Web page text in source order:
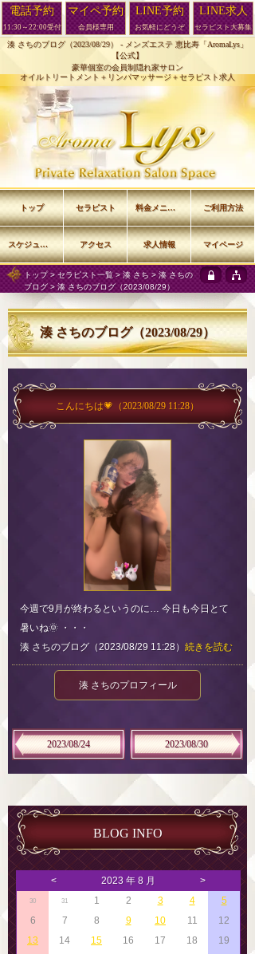
湊 さちのブログ（2023/08/29） - メンズエステ 恵比寿「AromaLys」
【公式】
豪華個室の会員制隠れ家サロン
オイルトリートメント＋リンパマッサージ＋セラピスト求人
トップ> セラピスト一覧 >湊 さち > 湊 さちの
ブログ > 湊 さちのブログ（2023/08/29）
湊 さちのブログ（2023/08/29）
こんにちは💗 （2023/08/29 11:28）
今週で9月が終わるというのに… 今日も今日とて
暑いね🌞 ・・・
湊 さちのブログ（2023/08/29 11:28） 続きを読む
湊 さちのプロフィール
2023/08/24 2023/08/30
BLOG INFO
< 2023 年 8 月 >
30 31 1 2 3 4
5
6
7 8 9 10 11
12
13
14 15 16 17 18
19
トップ セラピスト 料金メニュー ご利用方法
スケジュール アクセス 求人情報 マイページ
電話予約
11:30～22:00受付
マイペ予約
会員様専用
LINE予約
お気軽にどうぞ
LINE求人
セラピスト大募集